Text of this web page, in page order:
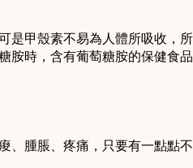
甲殼素不易為人體所吸收，
胺時，含有葡萄糖胺的保健食
腫脹、疼痛，只要有一點點不